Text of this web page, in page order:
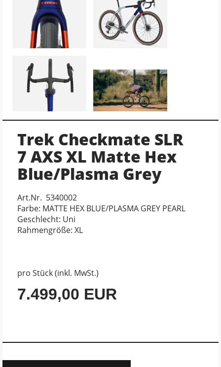
Trek Checkmate SLR
7 AXS XL Matte Hex
Blue/Plasma Grey
Art.Nr. 5340002
Farbe: MATTE HEX BLUE/PLASMA GREY PEARL
Geschlecht: Uni
Rahmengröße: XL
pro Stück (inkl. MwSt.)
7.499,00 EUR